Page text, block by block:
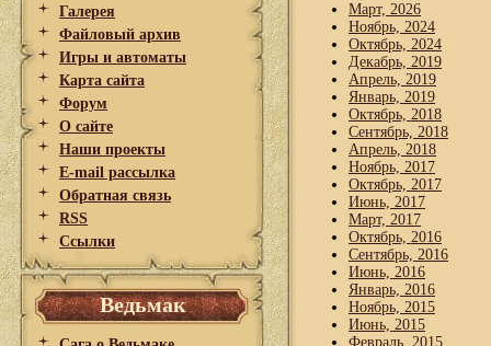
Галерея
Файловый архив
Игры и автоматы
Карта сайта
Форум
О сайте
Наши проекты
E-mail рассылка
Обратная связь
RSS
Ссылки
Ведьмак
Март, 2026
Ноябрь, 2024
Октябрь, 2024
Декабрь, 2019
Апрель, 2019
Январь, 2019
Октябрь, 2018
Сентябрь, 2018
Апрель, 2018
Ноябрь, 2017
Октябрь, 2017
Июнь, 2017
Март, 2017
Октябрь, 2016
Сентябрь, 2016
Июнь, 2016
Январь, 2016
Ноябрь, 2015
Июнь, 2015
Февраль, 2015